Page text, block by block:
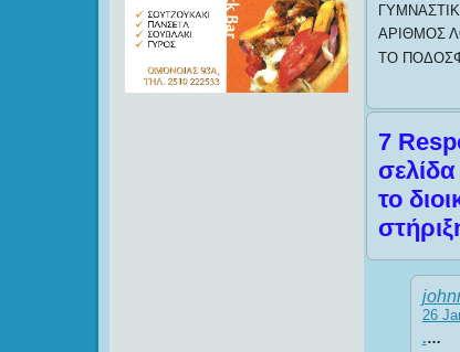
ΑΡΙΘΜΟΣ
ΤΟ
7
το
26
.…